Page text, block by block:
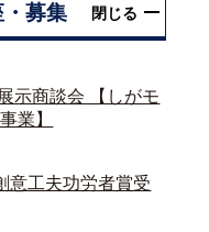
募集 閉じる
示商談会 【しがモ
業】
意工夫功労者賞受